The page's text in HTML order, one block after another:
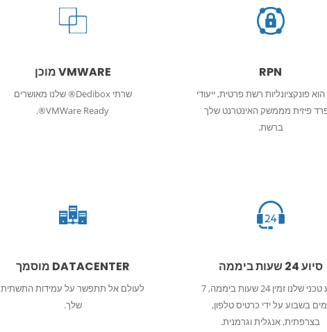
RPN
RPN הוא פונקציונליות רשת פרטית, ייעודי
פיזית מממשק האינטרנט שלך
ברשת.
VMWARE מוכן
שרתי Dedibox® שלנו מאושרים
VMWare Ready®.
סיוע 24 שעות ביממה
סיוע טכני שלנו זמין 24 שעות ביממה, 7
בשבוע על ידי כרטיס טלפון,
בצרפתית, אנגלית וגרמנית.
DATACENTER מוסמך
לעולם אל תתפשר על עמידות התשתית
שלך.